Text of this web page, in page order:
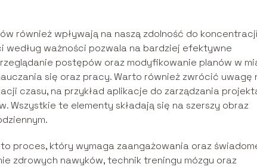
również wpływają na naszą zdolność do
według ważności pozwala na bardziej efektywne
postępów oraz modyfikowanie planów w
się oraz pracy. Warto również zwrócić uwagę
czasu, na przykład aplikacje do zarządzania
Wszystkie te elementy składają się na szerszy obraz
proces, który wymaga zaangażowania oraz
zdrowych nawyków, technik treningu mózgu oraz